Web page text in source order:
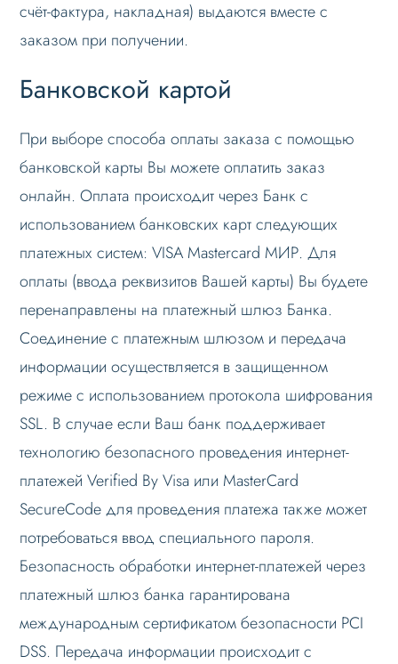
счёт-фактура, накладная) выдаются вместе с
заказом при получении.
Банковской картой
При выборе способа оплаты заказа с помощью
банковской карты Вы можете оплатить заказ
онлайн. Оплата происходит через Банк с
использованием банковских карт следующих
платежных систем: VISA Mastercard МИР. Для
оплаты (ввода реквизитов Вашей карты) Вы будете
перенаправлены на платежный шлюз Банка.
Соединение с платежным шлюзом и передача
информации осуществляется в защищенном
режиме с использованием протокола шифрования
SSL. В случае если Ваш банк поддерживает
технологию безопасного проведения интернет-
платежей Verified By Visa или MasterCard
SecureCode для проведения платежа также может
потребоваться ввод специального пароля.
Безопасность обработки интернет-платежей через
платежный шлюз банка гарантирована
международным сертификатом безопасности PCI
DSS. Передача информации происходит с